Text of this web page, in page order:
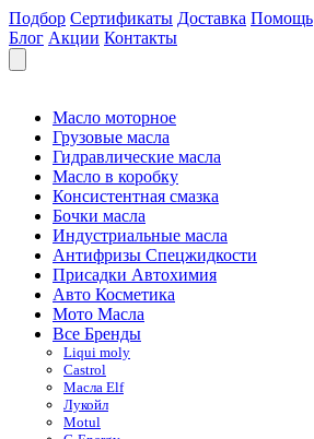
Подбор Сертификаты Доставка Помощь
Блог Акции Контакты
Масло моторное
Грузовые масла
Гидравлические масла
Масло в коробку
Консистентная смазка
Бочки масла
Индустриальные масла
Антифризы Спецжидкости
Присадки Автохимия
Авто Косметика
Мото Масла
Все Бренды
Liqui moly
Castrol
Масла Elf
Лукойл
Motul